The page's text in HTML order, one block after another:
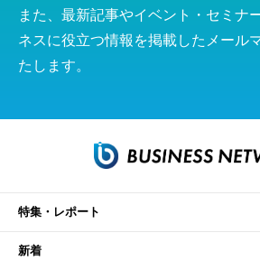
また、最新記事やイベント・セミナ
ネスに役立つ情報を掲載したメール
たします。
特集・レポート
新着